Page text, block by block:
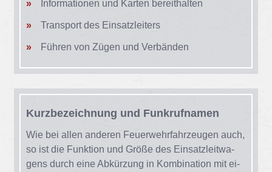
In­for­ma­tio­nen und Kar­ten be­reit­hal­ten
Trans­port des Ein­satz­lei­ters
Füh­ren von Zü­gen und Ver­bän­den
Kurz­be­zeich­nung und Funk­ruf­na­men
Wie bei al­len an­de­ren Feu­er­wehr­fahr­zeu­gen auch,
so ist die Funk­ti­on und Grö­ße des Ein­satz­leit­wa­
gens durch eine Ab­kür­zung in Kom­bi­na­ti­on mit ei­